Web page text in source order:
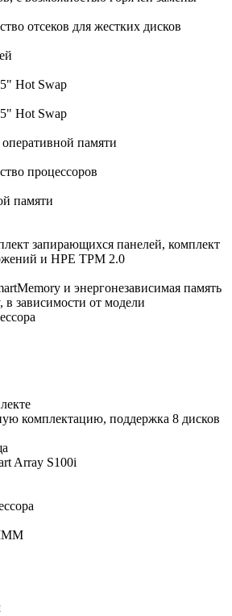
отсеков для жестких дисков
Hot Swap
Hot Swap
памяти
процессоров
памяти
запирающихся панелей, комплект
и HPE TPM 2.0
и энергонезависимая память
в зависимости от модели
комплектацию, поддержка 8 дисков
Array S100i